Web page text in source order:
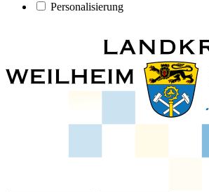
Personalisierung